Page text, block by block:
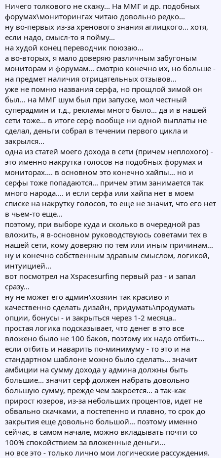
Ничего толкового не скажу... На ММГ и др. подобных
форумах\мониторингах читаю довольно редко...
ну во-первых из-за хренового знания аглицкого... хотя,
если надо, смысл-то я пойму...
на худой конец переводчик поюзаю...
а во-вторых, я мало доверяю различным забугоным
мониторам и форумам... смотрю конечно их, но больше -
на предмет наличия отрицательных отзывов...
уже не помню названия серфа, но прощлой зимой он
был... на ММГ шум был при запуске, мол честный
суперадмин и т.д., рекламы много было... да и в нашей
сети тоже... в итоге серф вообще ни одной выплаты не
сделал, деньги собрал в течении первого цикла и
закрылся...
одна из статей моего дохода в сети (причем неплохого) -
это именно накрутка голосов на подобных форумах и
мониторах.... в основном это конечно хайпы... но и
серфы тоже попадаются... причем этим занимается так
много народа.... и если серфа или хайпа нет в моем
списке на накрутку голосов, то еще не значит, что его нет
в чьем-то еще...
поэтому, при выборе куда и сколько в очередной раз
вложить, я в-основном руководствуюсь советами тех в
нашей сети, кому доверяю по тем или иным причинам...
ну и конечно собственным здравым смыслом, логикой,
интуицией...
вот посмотрел на Xspacesurfing первый раз - и запал
сразу...
ну не может его админ\хозяин так красиво и
качественно сделать дизайн, придумать\продумать
опции, бонусы - и закрыться через 1-2 месяца..
простая логика подсказывает, что денег в это все
вложено было не 100 баков, поэтому их надо отбить...
если отбить и наварить по-минимуму - то это и на
стандартном шаблоне можно было сделать... значит
амбиции на сумму дохода у админа должны быть
большие... значит серф должен набрать довольно
большую сумму, прежде чем закроется... а так-как
прирост юзеров, из-за небольших процентов, идет не
обвально скачками, а постепенно и плавно, то срок до
закрытия еще довольно большой... поэтому именно
сейчас, в самом начале, можно вкладывать почти со
100% спокойствием за вложенные деньги...
но все это - только лично мои логические рассуждения.